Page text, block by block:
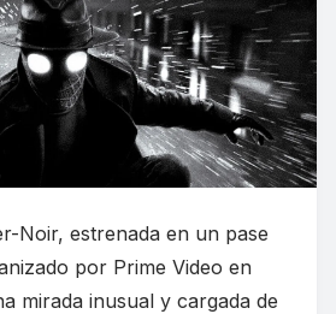
Noir, estrenada en un pase
por Prime Video en
mirada inusual y cargada de